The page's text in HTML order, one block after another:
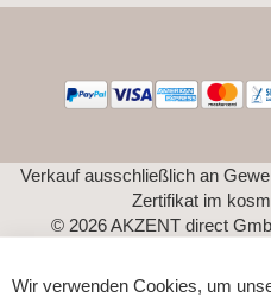
Verkauf ausschließlich an
Zertifikat im
© 2026 AKZENT direct
Wir verwenden Cookies, um